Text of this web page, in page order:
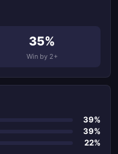
35%
Win by 2+
39%
39%
22%